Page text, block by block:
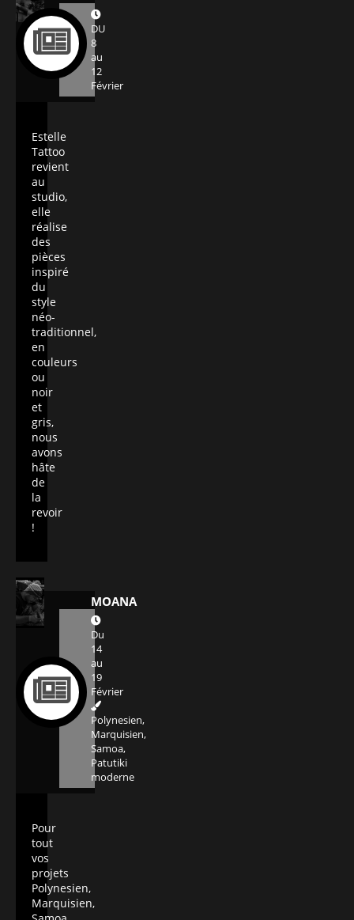
DU
8
au
12
Février
Estelle
Tattoo
revient
au
studio,
elle
réalise
des
pièces
inspiré
du
style
néo-
traditionnel,
en
couleurs
ou
noir
et
gris,
nous
avons
hâte
de
la
revoir
!
MOANA
Du
14
au
19
Février
Polynesien,
Marquisien,
Samoa,
Patutiki
moderne
Pour
tout
vos
projets
Polynesien,
Marquisien,